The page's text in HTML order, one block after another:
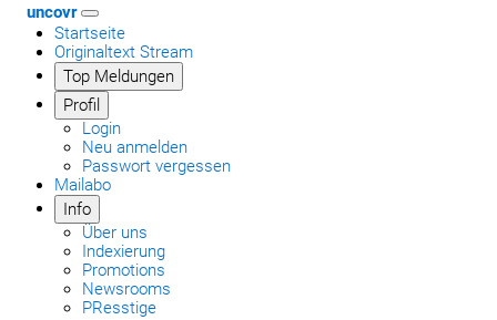
uncovr
Startseite
Originaltext Stream
Top Meldungen
Profil
Login
Neu anmelden
Passwort vergessen
Mailabo
Info
Über uns
Indexierung
Promotions
Newsrooms
PResstige